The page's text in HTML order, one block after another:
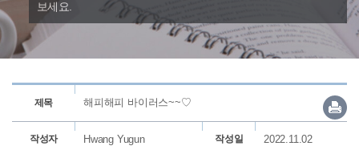
바로가기
수업
보세요.
제목 해피해피 바이러스~~♡
작성자 Hwang Yugun 작성일 2022.11.02